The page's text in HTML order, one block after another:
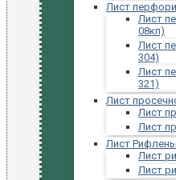
Лист
Лист
08кп)
Лист
304)
Лист
321)
Лист
Лист
Лист
Лист
Лист
Лист